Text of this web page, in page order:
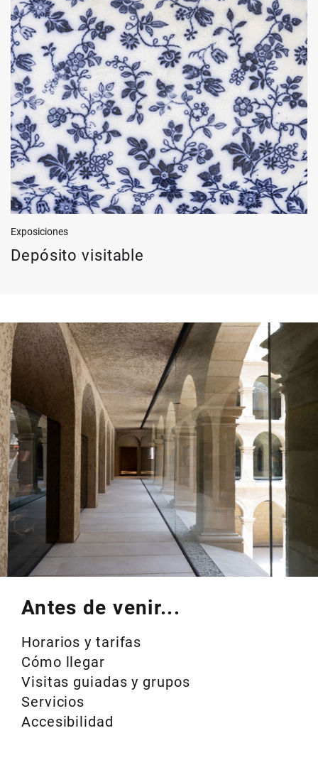
Exposiciones
Depósito visitable
Antes de venir...
Horarios y tarifas
Cómo llegar
Visitas guiadas y grupos
Servicios
Accesibilidad